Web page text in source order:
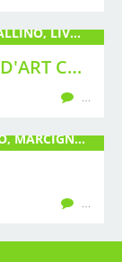
2021, ART, BIENNALE, EXPOSITION, GUALLINO, LIVRES, MARCIGNY, PARAPLUIES, PEINTURE, POIRÉ, SAÔNE ET LOIRE, SCULPTURE
BIENNALE INTERNATIONALE D'ART CONTEMPORAIN
…
2021, BIENNALE, EXPOSITON, GUALLINO, MARCIGNY, PEINTURE, POIRÉ, SCULPTURE, VERNISSAGE
…